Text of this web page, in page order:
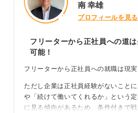
南 幸雄
プロフィールを見る
フリーターから正社員への道
可能！
フリーターから正社員への就職は現実
ただし企業は正社員経験がないこと
や「続けて働いてくれるか」という
に見る傾向があるため、条件付きで